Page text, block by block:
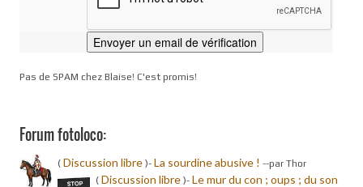
Pas de SPAM chez Blaise! C'est promis!
Forum fotoloco:
( Discussion libre )- La sourdine abusive ! --par Thor
( Discussion libre )- Le mur du con ; oups ; du son